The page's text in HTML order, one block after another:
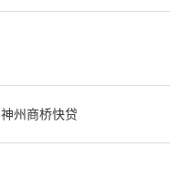
神州商桥快贷